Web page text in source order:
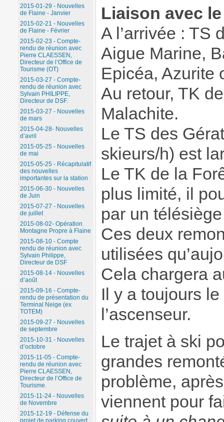
Liaison avec
A l’arrivée : TS
Aigue Marine,
Epicéa, Azurite
Au retour, TK
Malachite.
Le TS des
skieurs/h) est
Le TK de la
plus limité, il
par un
Ces deux
utilisées
Cela chargera
Il y a toujours
l’ascenseur.
Le trajet à ski
grandes
problème,
viennent pour
2015-01-29 - Nouvelles
de Flaine - Janvier
2015-02-21 - Nouvelles
de Flaine - Février
2015-02-23 - Compte-
rendu de réunion avec
Pierre CLAESSEN,
Directeur de l’Office de
Tourisme (OT)
2015-03-27 - Compte-
rendu de réunion avec
Sylvain PHILIPPE,
Directeur de DSF.
2015-03-27 - Nouvelles
de mars
2015-04-28- Nouvelles
d’avril
2015-05-25 - Nouvelles
de mai
2015-05-25 - Récapitulatif
des nouvelles
importantes sur la station
2015-06-30 - Nouvelles
de Juin
2015-07-27 - Nouvelles
de juillet
2015-08-02- Opération
Montagne Propre à Flaine
2015-08-10 - Compte
rendu de réunion avec
Sylvain Philippe,
Directeur de DSF
2015-08-14 - Nouvelles
d’août
2015-09-16 - Compte-
rendu de présentation du
Terminal Neige (ex
TOTEM)
2015-09-27 - Nouvelles
de septembre
2015-10-31 - Nouvelles
d’octobre
2015-11-05 - Compte-
rendu de réunion avec
Pierre CLAESSEN,
Directeur de l’Office de
Tourisme.
2015-11-24 - Nouvelles
de Novembre
2015-12-19 - Défense du